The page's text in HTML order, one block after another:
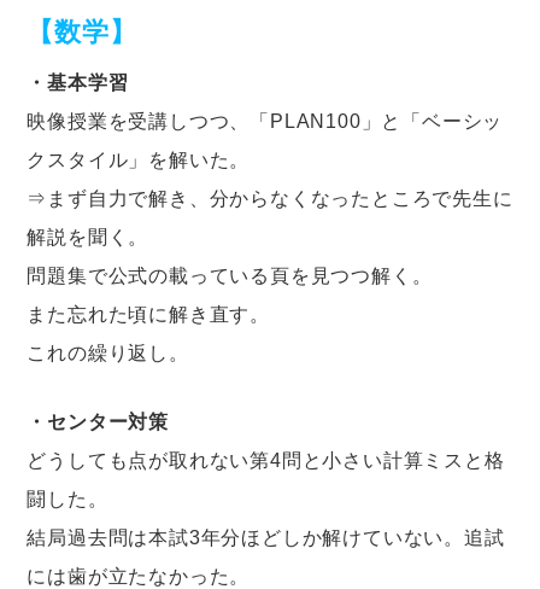
【数学】
・基本学習
映像授業を受講しつつ、「PLAN100」と「ベーシッ
クスタイル」を解いた。
⇒まず自力で解き、分からなくなったところで先生に
解説を聞く。
問題集で公式の載っている頁を見つつ解く。
また忘れた頃に解き直す。
これの繰り返し。
・センター対策
どうしても点が取れない第4問と小さい計算ミスと格
闘した。
結局過去問は本試3年分ほどしか解けていない。追試
には歯が立たなかった。